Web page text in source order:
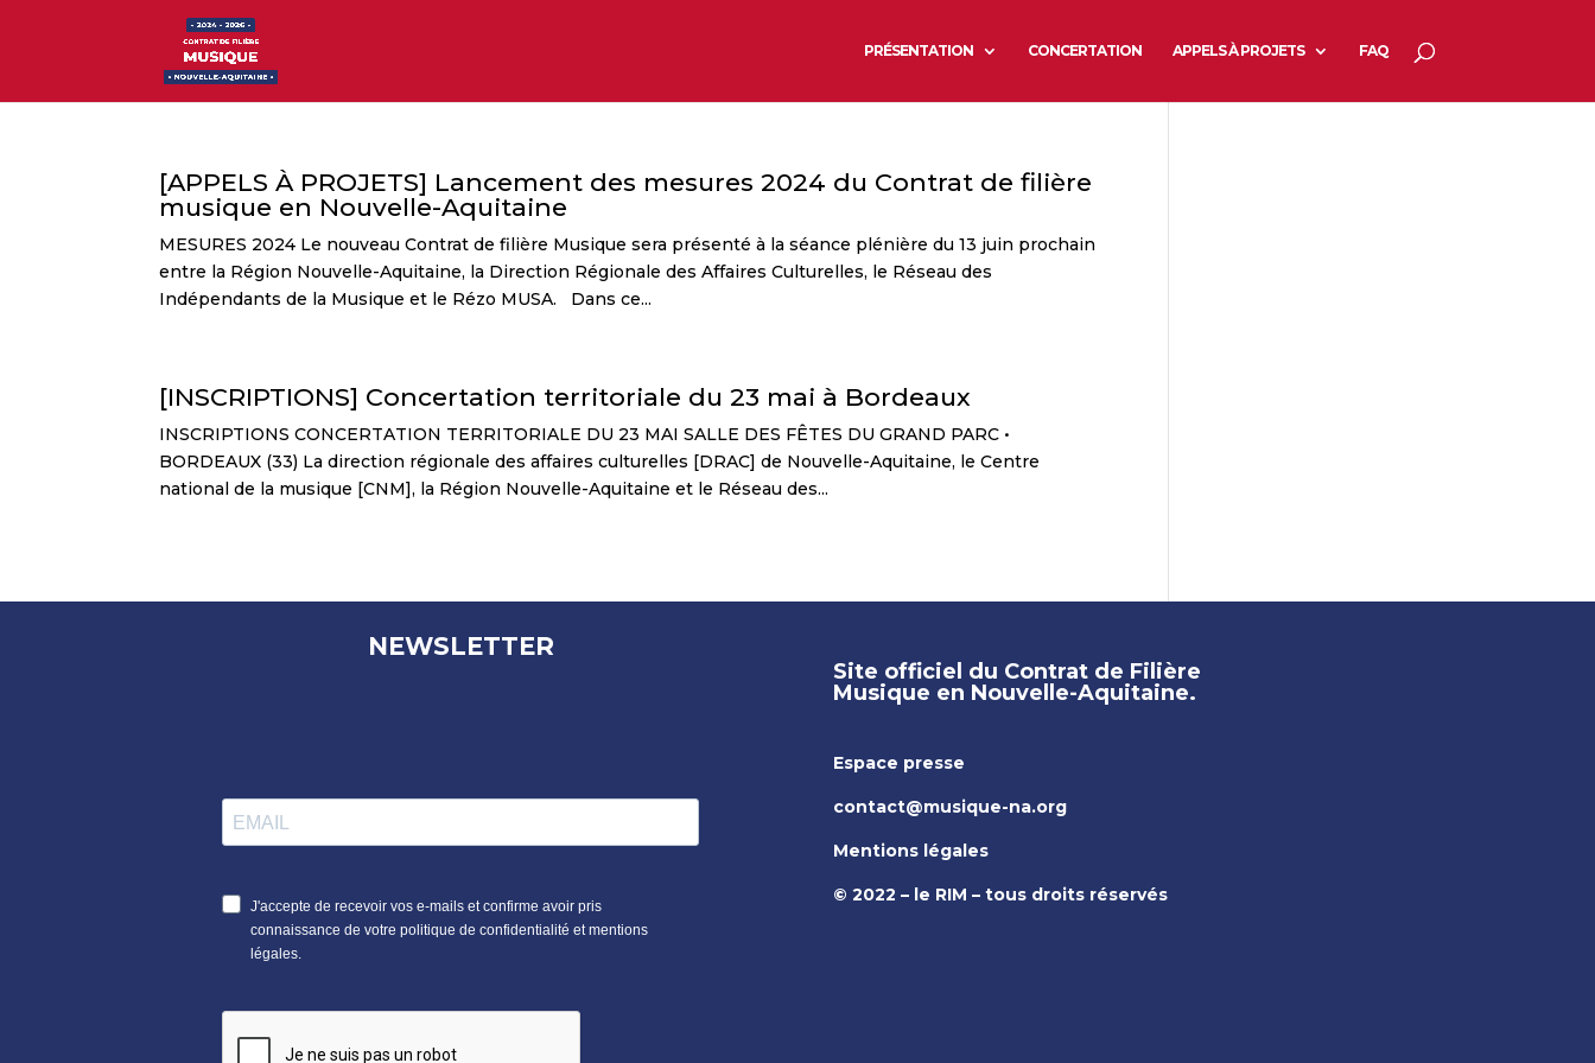
PRÉSENTATION CONCERTATION APPELS À PROJETS FAQ
[APPELS À PROJETS] Lancement des mesures 2024 du Contrat de filière
musique en Nouvelle-Aquitaine
MESURES 2024 Le nouveau Contrat de filière Musique sera présenté à la séance plénière du 13 juin prochain
entre la Région Nouvelle-Aquitaine, la Direction Régionale des Affaires Culturelles, le Réseau des
Indépendants de la Musique et le Rézo MUSA. Dans ce...
[INSCRIPTIONS] Concertation territoriale du 23 mai à Bordeaux
INSCRIPTIONS CONCERTATION TERRITORIALE DU 23 MAI SALLE DES FÊTES DU GRAND PARC •
BORDEAUX (33) La direction régionale des affaires culturelles [DRAC] de Nouvelle-Aquitaine, le Centre
national de la musique [CNM], la Région Nouvelle-Aquitaine et le Réseau des...
NEWSLETTER
Site officiel du Contrat de Filière
Musique en Nouvelle-Aquitaine.
Espace presse
contact@musique-na.org
Mentions légales
© 2022 – le RIM – tous droits réservés